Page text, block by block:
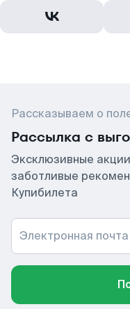
Рассказываем о
Рассылка с
Эксклюзивные
заботливые
Купибилета
Электронная почта